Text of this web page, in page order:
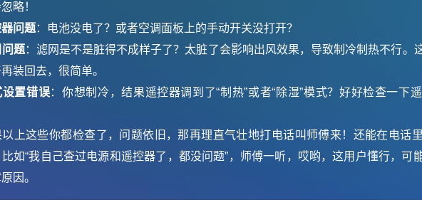
略！
问题：电池没电了？或者空调面板上的手动开关没打开？
题：滤网是不是脏得不成样子了？太脏了会影响出风效果，导致制冷制热不行。
装回去，很简单。
设置错误：你想制冷，结果遥控器调到了“制热”或者“除湿”模式？好好检查一下
上这些你都检查了，问题依旧，那再理直气壮地打电话叫师傅来！还能在电话
如“我自己查过电源和遥控器了，都没问题”，师傅一听，哎哟，这用户懂行，可
因。